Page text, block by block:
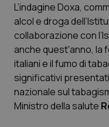
Lavoro e
Scienza e Farmaci
Studi e Analisi
Lettere al direttore
L’indagine Doxa,
alcol e droga
collaborazione con
anche quest'anno, la
italiani e il fumo di
significativi
nazionale sul
Ministro della salute